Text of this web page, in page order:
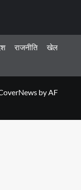
राजनीति
खेल
by AF